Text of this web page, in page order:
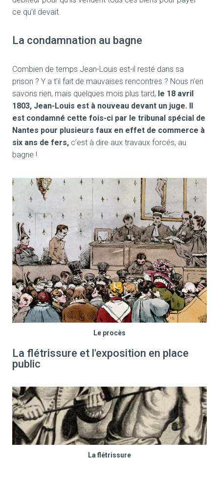
ce qu’il devait.
La condamnation au bagne
Combien de temps Jean-Louis est-il resté dans sa
prison ? Y a t’il fait de mauvaises rencontres ? Nous n’en
savons rien, mais quelques mois plus tard, le 18 avril
1803, Jean-Louis est à nouveau devant un juge. Il
est condamné cette fois-ci par le tribunal spécial de
Nantes pour plusieurs faux en effet de commerce à
six ans de fers, c’est à dire aux travaux forcés, au
bagne !
Le procès
La flétrissure et l'exposition en place
public
La flétrissure